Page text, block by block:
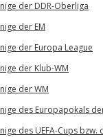
der DDR-Oberliga
der EM
der Europa League
der Klub-WM
der WM
des Europapokals
des UEFA-Cups bzw.